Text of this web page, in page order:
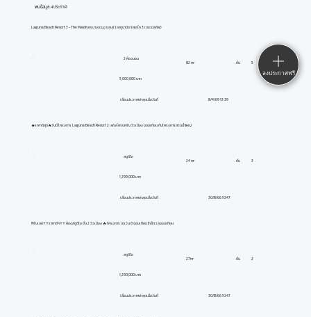
พบข้อมูล 4 ประกาศ
Laguna Beach Resort 3 - The Maldives บางละมุง ชลบุรี (ลากูน่าบีช รีสอร์ท 3 เดอะมัลดีฟ)
5,000,000 บาท
2 ห้องนอน
82 m² ชั้น 5
เลื่อนประกาศล่าสุดเมื่อวันที่ 8/4/69 12:39
🔥ราคาดีสุด🔥วันนี้ โครงการ Laguna Beach Resort 2 เฟอร์ครบครัน วิวเมือง จอมเทียน กับโครงการสวนน้ำใหญ่
1,299,000 บาท
สตูดิโอ
24 m² ชั้น 3
เลื่อนประกาศล่าสุดเมื่อวันที่ 30/8/66 10:47
!!!รีบเลย⭐️⭐️ราคาดีๆ⭐️⭐️ ห้องสตูดิโอ ชั้น 2 วิวเมือง 🔥 โครงการ เชเว่น ซี จอมเทียน ใกล้ทะเลจอมเทียน
1,290,000 บาท
สตูดิโอ
27 m² ชั้น 2
เลื่อนประกาศล่าสุดเมื่อวันที่ 30/8/66 10:47
ลงประกาศฟรี